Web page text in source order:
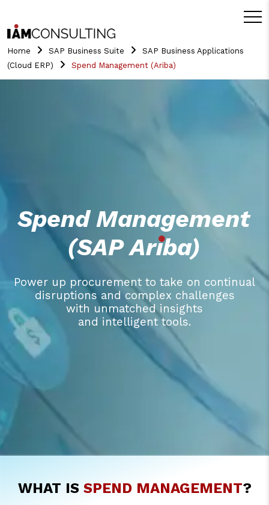
Home SAP Business Suite
SAP Business Applications
(Cloud ERP)
Spend Management (Ariba)
Power up procurement to take on continual
disruptions and complex challenges
with unmatched insights
and intelligent tools.
Spend Management
(SAP Ariba)
WHAT IS SPEND MANAGEMENT?